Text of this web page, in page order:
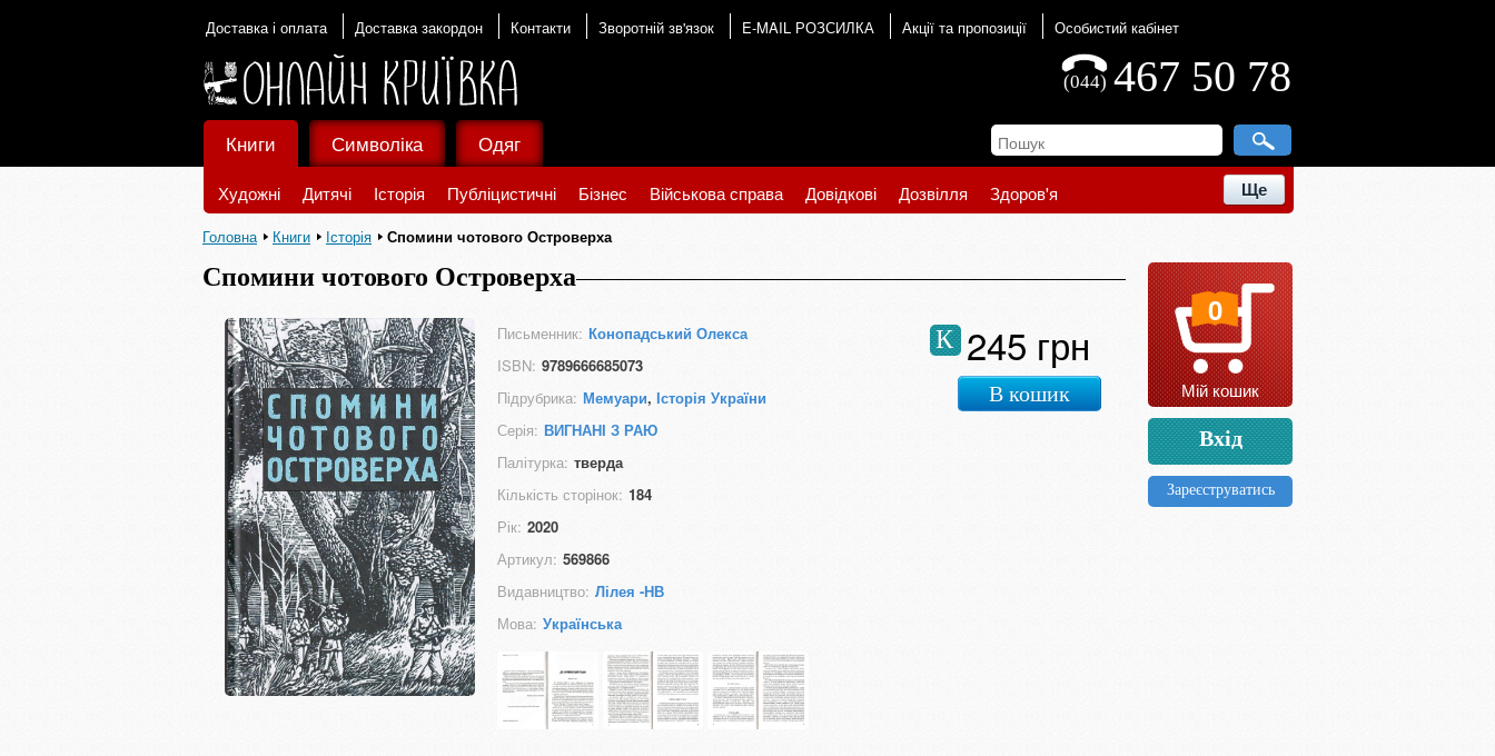
Доставка і оплата Доставка закордон Контакти Зворотній зв'язок E-MAIL РОЗСИЛКА Акції та пропозиції Особистий кабінет
467 50 78
(044)
Книги
Художні Дитячі Історія Публіцистичні Бізнес Військова справа Довідкові Дозвілля Здоров'я Ще
Символіка Одяг
Головна Книги Історія Спомини чотового Островерха
Спомини чотового Островерха
Письменник: Конопадський Олекса
ISBN: 9789666685073
Підрубрика: Мемуари, Історія України
Серія: ВИГНАНІ З РАЮ
Палітурка: тверда
Кількість сторінок: 184
Рік: 2020
Артикул: 569866
Видавництво: Лілея -НВ
Мова: Українська
245 грн
К
В кошик
0
Мій кошик
Вхід
Зареєструватись